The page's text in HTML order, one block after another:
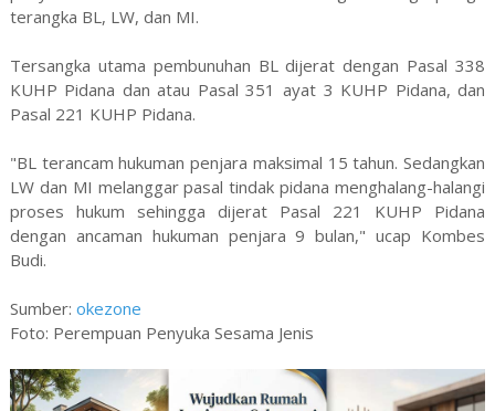
terangka BL, LW, dan MI.
Tersangka utama pembunuhan BL dijerat dengan Pasal 338
KUHP Pidana dan atau Pasal 351 ayat 3 KUHP Pidana, dan
Pasal 221 KUHP Pidana.
"BL terancam hukuman penjara maksimal 15 tahun. Sedangkan
LW dan MI melanggar pasal tindak pidana menghalang-halangi
proses hukum sehingga dijerat Pasal 221 KUHP Pidana
dengan ancaman hukuman penjara 9 bulan," ucap Kombes
Budi.
Sumber: okezone
Foto: Perempuan Penyuka Sesama Jenis